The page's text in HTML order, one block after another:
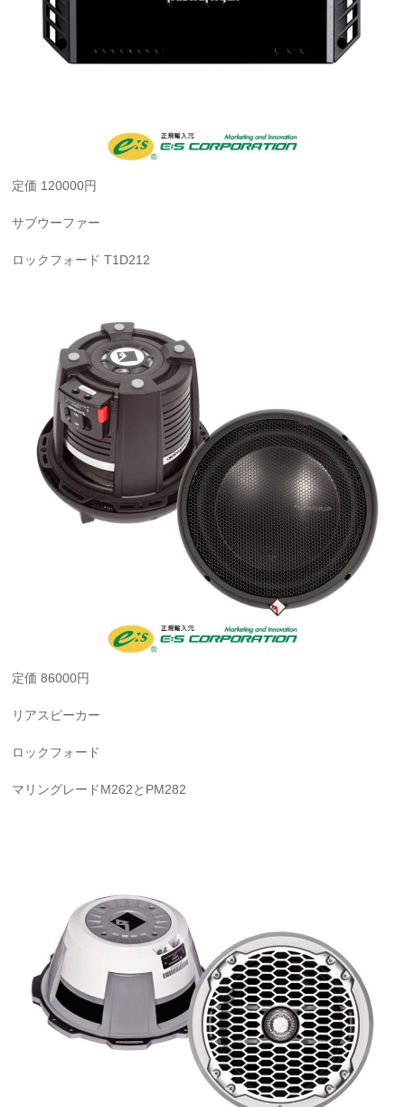
定価 120000円
サブウーファー
ロックフォード T1D212
定価 86000円
リアスピーカー
ロックフォード
マリングレードM262とPM282